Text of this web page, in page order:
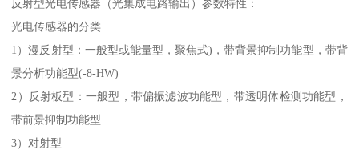
反射型光电传感器（光集成电路输出）参数特性：
光电传感器的分类
1）漫反射型：一般型或能量型，聚焦式)，带背景抑制功能型，带背
景分析功能型(-8-HW)
2）反射板型：一般型，带偏振滤波功能型，带透明体检测功能型，
带前景抑制功能型
3）对射型